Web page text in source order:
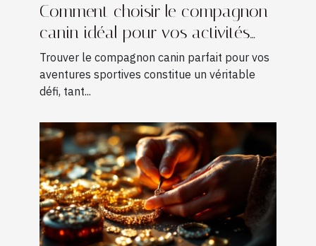
Comment choisir le compagnon
canin idéal pour vos activités
sportives ?
Trouver le compagnon canin parfait pour vos
aventures sportives constitue un véritable
défi, tant...